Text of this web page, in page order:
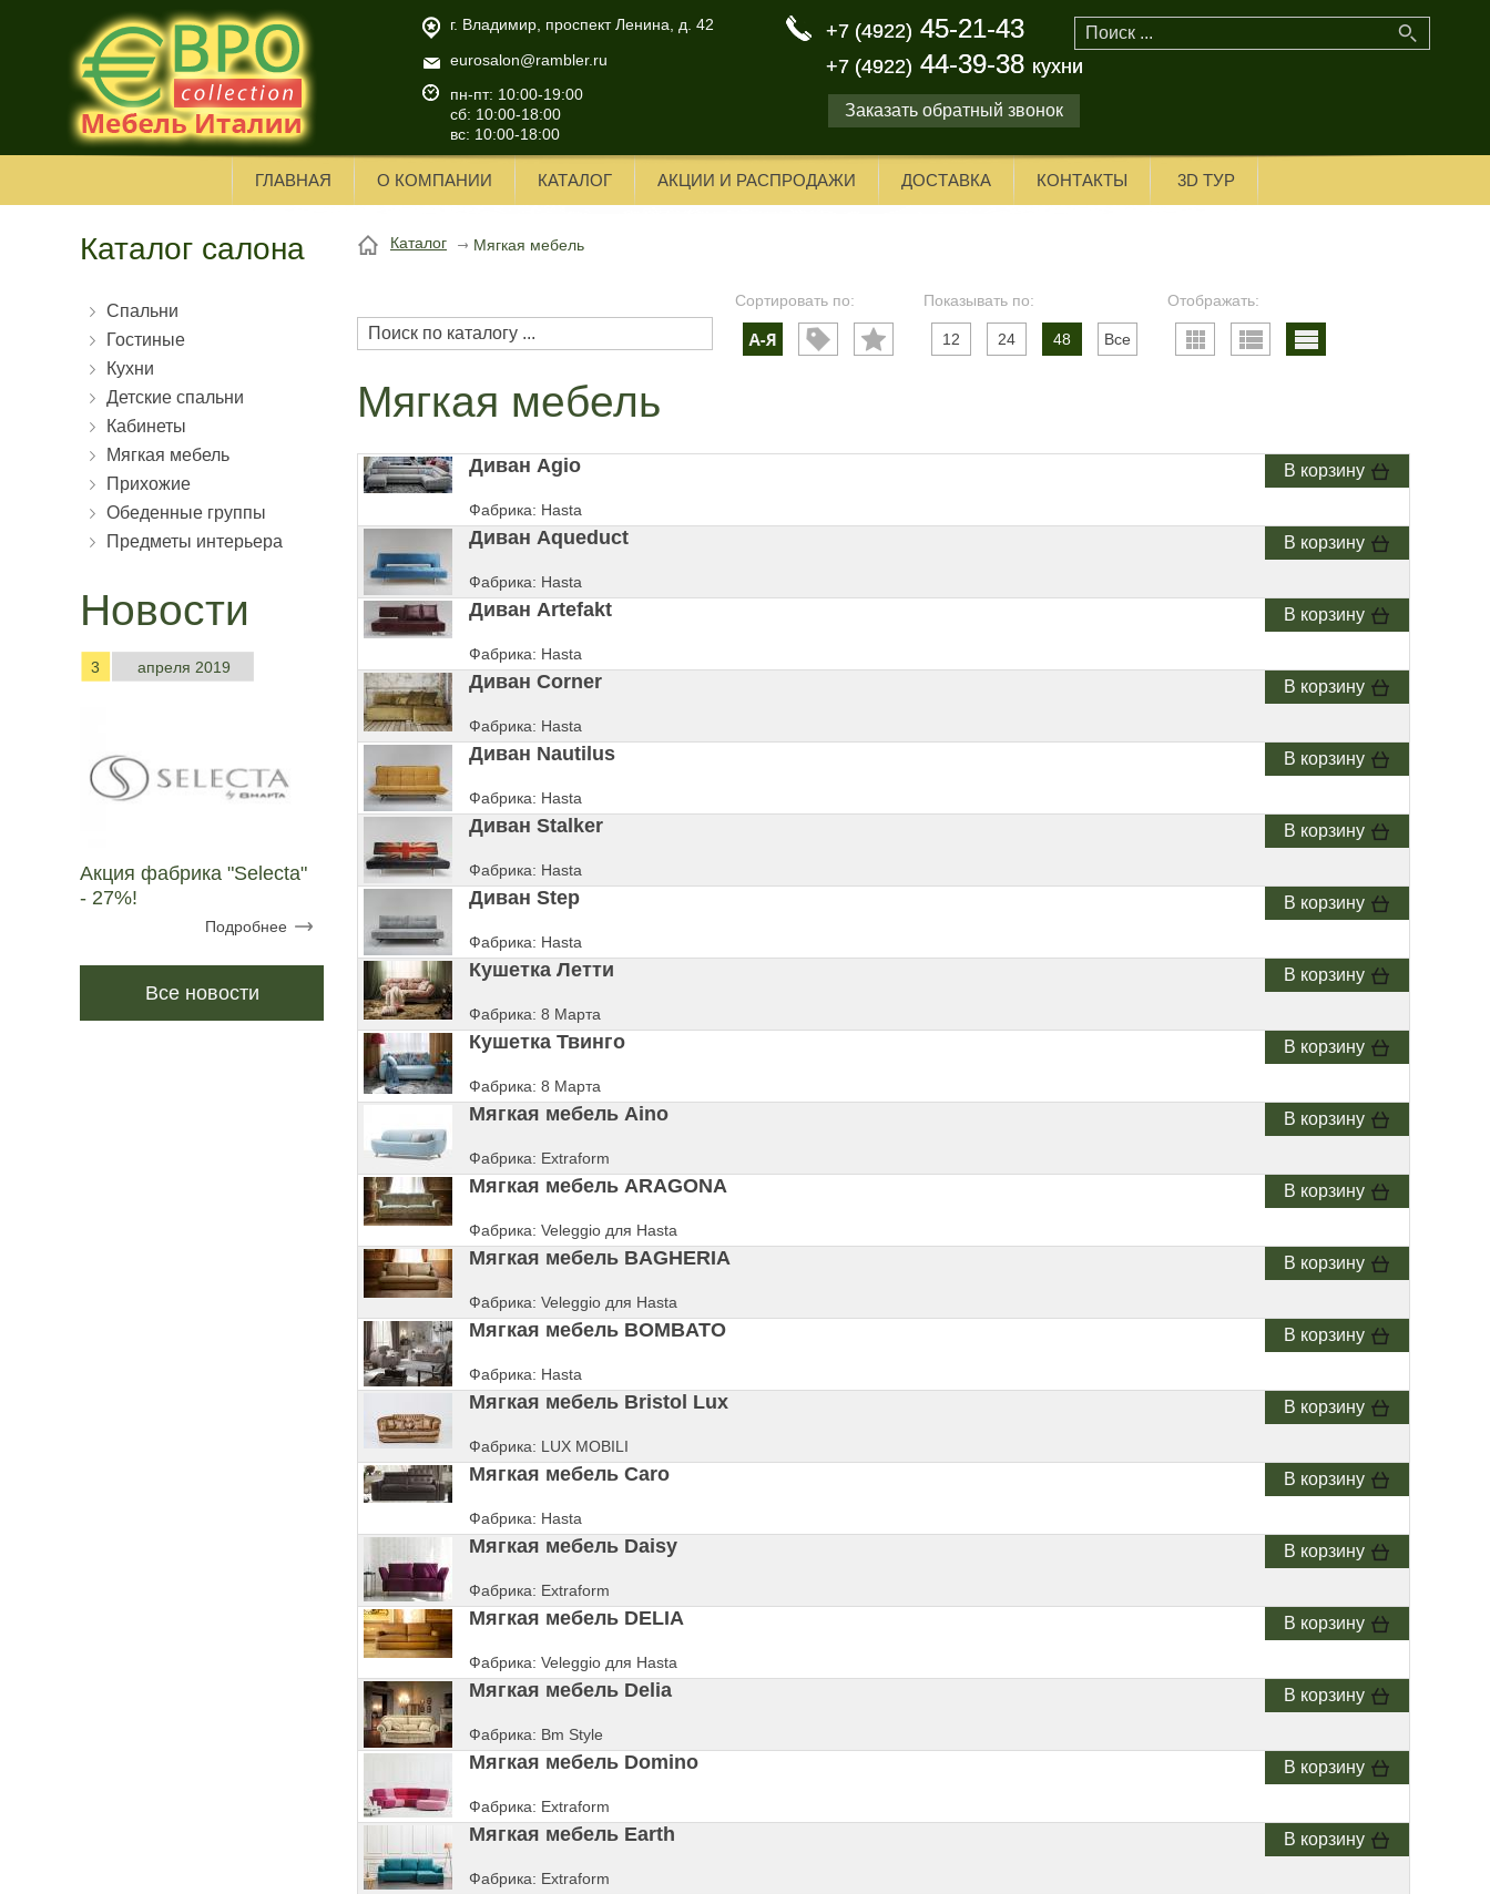
+7 (4922) 45-21-43
+7 (4922) 44-39-38 кухни
eurosalon@rambler.ru
г. Владимир, проспект Ленина, д. 42
пн-пт: 10:00-19:00
сб: 10:00-18:00
вс: 10:00-18:00
Заказать обратный звонок
+7 (4922) 45-21-43
+7 (4922) 44-39-38 кухни
ГЛАВНАЯ О КОМПАНИИ КАТАЛОГ АКЦИИ И РАСПРОДАЖИ ДОСТАВКА КОНТАКТЫ 3D ТУР
Каталог салона
Спальни
Гостиные
Кухни
Детские спальни
Кабинеты
Мягкая мебель
Прихожие
Обеденные группы
Предметы интерьера
Новости
3 апреля 2019
Акция фабрика "Selecta"
- 27%!
Подробнее
Все новости
Каталог Мягкая мебель
Сортировать по: Показывать по:
12 24 48 Все
Отображать:
Мягкая мебель
Диван Agio
Фабрика: Hasta
В корзину
Диван Aqueduct
Фабрика: Hasta
В корзину
Диван Artefakt
Фабрика: Hasta
В корзину
Диван Corner
Фабрика: Hasta
В корзину
Диван Nautilus
Фабрика: Hasta
В корзину
Диван Stalker
Фабрика: Hasta
В корзину
Диван Step
Фабрика: Hasta
В корзину
Кушетка Летти
Фабрика: 8 Марта
В корзину
Кушетка Твинго
Фабрика: 8 Марта
В корзину
Мягкая мебель Aino
Фабрика: Extraform
В корзину
Мягкая мебель ARAGONA
Фабрика: Veleggio для Hasta
В корзину
Мягкая мебель BAGHERIA
Фабрика: Veleggio для Hasta
В корзину
Мягкая мебель BOMBATO
Фабрика: Hasta
В корзину
Мягкая мебель Bristol Lux
Фабрика: LUX MOBILI
В корзину
Мягкая мебель Caro
Фабрика: Hasta
В корзину
Мягкая мебель Daisy
Фабрика: Extraform
В корзину
Мягкая мебель DELIA
Фабрика: Veleggio для Hasta
В корзину
Мягкая мебель Delia
Фабрика: Bm Style
В корзину
Мягкая мебель Domino
Фабрика: Extraform
В корзину
Мягкая мебель Earth
Фабрика: Extraform
В корзину